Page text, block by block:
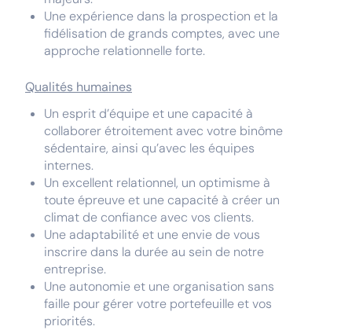
Une expérience dans la prospection et la
fidélisation de grands comptes, avec une
approche relationnelle forte.
Qualités humaines
Un esprit d’équipe et une capacité à
collaborer étroitement avec votre binôme
sédentaire, ainsi qu’avec les équipes
internes.
Un excellent relationnel, un optimisme à
toute épreuve et une capacité à créer un
climat de confiance avec vos clients.
Une adaptabilité et une envie de vous
inscrire dans la durée au sein de notre
entreprise.
Une autonomie et une organisation sans
faille pour gérer votre portefeuille et vos
priorités.